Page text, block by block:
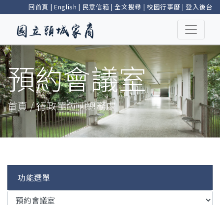
回首頁 | English | 民意信箱 |全文搜尋 | 校園行事曆 |登入後台
預約會議室
首頁 / 行政單位 / 總務處
功能選單